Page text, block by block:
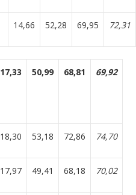
14,66 52,28 69,95 72,31
17,33 50,99 68,81 69,92
18,30 53,18 72,86 74,70
17,97 49,41 68,18 70,02